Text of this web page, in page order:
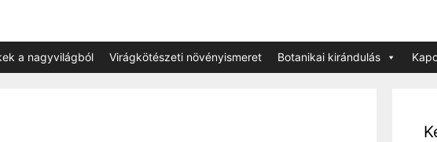
a nagyvilágból Virágkötészeti növényismeret Botanikai kirándulás